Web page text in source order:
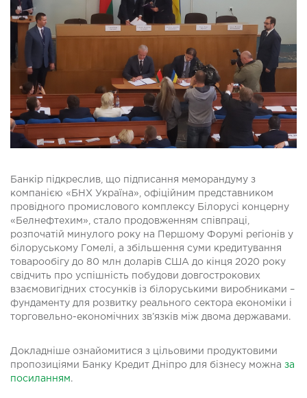
Банкір підкреслив, що підписання меморандуму з
компанією «БНХ Україна», офіційним представником
провідного промислового комплексу Білорусі концерну
«Белнефтехим», стало продовженням співпраці,
розпочатій минулого року на Першому Форумі регіонів у
білоруському Гомелі, а збільшення суми кредитування
товарообігу до 80 млн доларів США до кінця 2020 року
свідчить про успішність побудови довгострокових
взаємовигідних стосунків із білоруськими виробниками –
фундаменту для розвитку реального сектора економіки і
торговельно-економічних зв’язків між двома державами.
Докладніше ознайомитися з цільовими продуктовими
пропозиціями Банку Кредит Дніпро для бізнесу можна за
посиланням.